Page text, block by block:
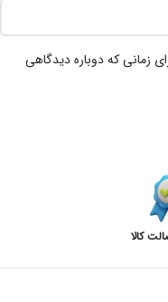
زمانی که دوباره دیدگاهی
کالا